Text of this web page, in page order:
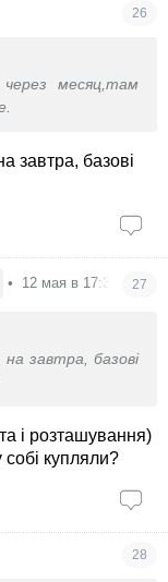
26
месяц,там
завтра, базові
• 12 мая в 17:33 27
завтра, базові
і розташування)
купляли?
28